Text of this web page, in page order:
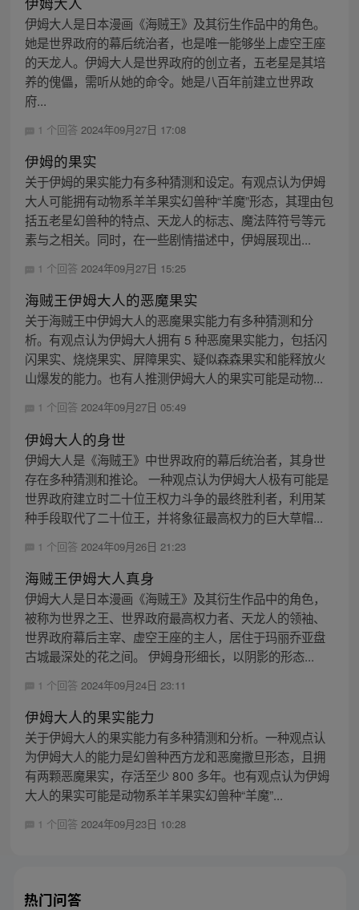
伊姆大人是日本漫画《海贼王》及其衍生作品中的角色。
她是世界政府的幕后统治者，也是唯一能够坐上虚空王座
的天龙人。伊姆大人是世界政府的创立者，五老星是其培
养的傀儡，需听从她的命令。她是八百年前建立世界政
府...
1 个回答 2024年09月27日 17:08
伊姆的果实
关于伊姆的果实能力有多种猜测和设定。有观点认为伊姆
大人可能拥有动物系羊羊果实幻兽种“羊魔”形态，其理由包
括五老星幻兽种的特点、天龙人的标志、魔法阵符号等元
素与之相关。同时，在一些剧情描述中，伊姆展现出...
1 个回答 2024年09月27日 15:25
海贼王伊姆大人的恶魔果实
关于海贼王中伊姆大人的恶魔果实能力有多种猜测和分
析。有观点认为伊姆大人拥有 5 种恶魔果实能力，包括闪
闪果实、烧烧果实、屏障果实、疑似森森果实和能释放火
山爆发的能力。也有人推测伊姆大人的果实可能是动物...
1 个回答 2024年09月27日 05:49
伊姆大人的身世
伊姆大人是《海贼王》中世界政府的幕后统治者，其身世
存在多种猜测和推论。 一种观点认为伊姆大人极有可能是
世界政府建立时二十位王权力斗争的最终胜利者，利用某
种手段取代了二十位王，并将象征最高权力的巨大草帽...
1 个回答 2024年09月26日 21:23
海贼王伊姆大人真身
伊姆大人是日本漫画《海贼王》及其衍生作品中的角色，
被称为世界之王、世界政府最高权力者、天龙人的领袖、
世界政府幕后主宰、虚空王座的主人，居住于玛丽乔亚盘
古城最深处的花之间。 伊姆身形细长，以阴影的形态...
1 个回答 2024年09月24日 23:11
伊姆大人的果实能力
关于伊姆大人的果实能力有多种猜测和分析。一种观点认
为伊姆大人的能力是幻兽种西方龙和恶魔撒旦形态，且拥
有两颗恶魔果实，存活至少 800 多年。也有观点认为伊姆
大人的果实可能是动物系羊羊果实幻兽种“羊魔”...
1 个回答 2024年09月23日 10:28
热门问答